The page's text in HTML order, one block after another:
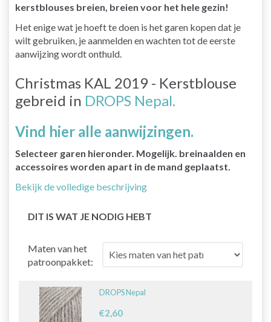
kerstblouses breien, breien voor het hele gezin!
Het enige wat je hoeft te doen is het garen kopen dat je
wilt gebruiken, je aanmelden en wachten tot de eerste
aanwijzing wordt onthuld.
Christmas KAL 2019 - Kerstblouse
gebreid in DROPS Nepal.
Vind hier alle aanwijzingen.
Selecteer garen hieronder. Mogelijk. breinaalden en
accessoires worden apart in de mand geplaatst.
Bekijk de volledige beschrijving
DIT IS WAT JE NODIG HEBT
Maten van het
patroonpakket:
DROPS Nepal
€2,60